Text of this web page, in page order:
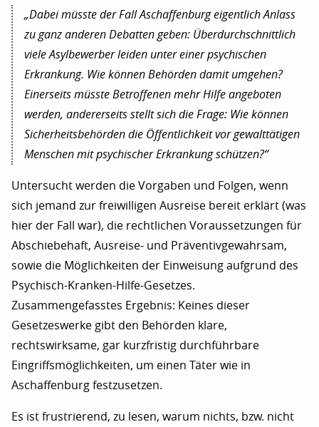
„Dabei müsste der Fall Aschaffenburg eigentlich Anlass
zu ganz anderen Debatten geben: Überdurchschnittlich
viele Asylbewerber leiden unter einer psychischen
Erkrankung. Wie können Behörden damit umgehen?
Einerseits müsste Betroffenen mehr Hilfe angeboten
werden, andererseits stellt sich die Frage: Wie können
Sicherheitsbehörden die Öffentlichkeit vor gewalttätigen
Menschen mit psychischer Erkrankung schützen?“
Untersucht werden die Vorgaben und Folgen, wenn
sich jemand zur freiwilligen Ausreise bereit erklärt (was
hier der Fall war), die rechtlichen Voraussetzungen für
Abschiebehaft, Ausreise- und Präventivgewahrsam,
sowie die Möglichkeiten der Einweisung aufgrund des
Psychisch-Kranken-Hilfe-Gesetzes.
Zusammengefasstes Ergebnis: Keines dieser
Gesetzeswerke gibt den Behörden klare,
rechtswirksame, gar kurzfristig durchführbare
Eingriffsmöglichkeiten, um einen Täter wie in
Aschaffenburg festzusetzen.
Es ist frustrierend, zu lesen, warum nichts, bzw. nicht